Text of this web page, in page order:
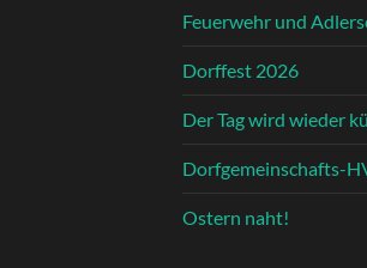
Feuerwehr und
Dorffest 2026
Der Tag wird wieder
Dorfgemeinschafts-
Ostern naht!